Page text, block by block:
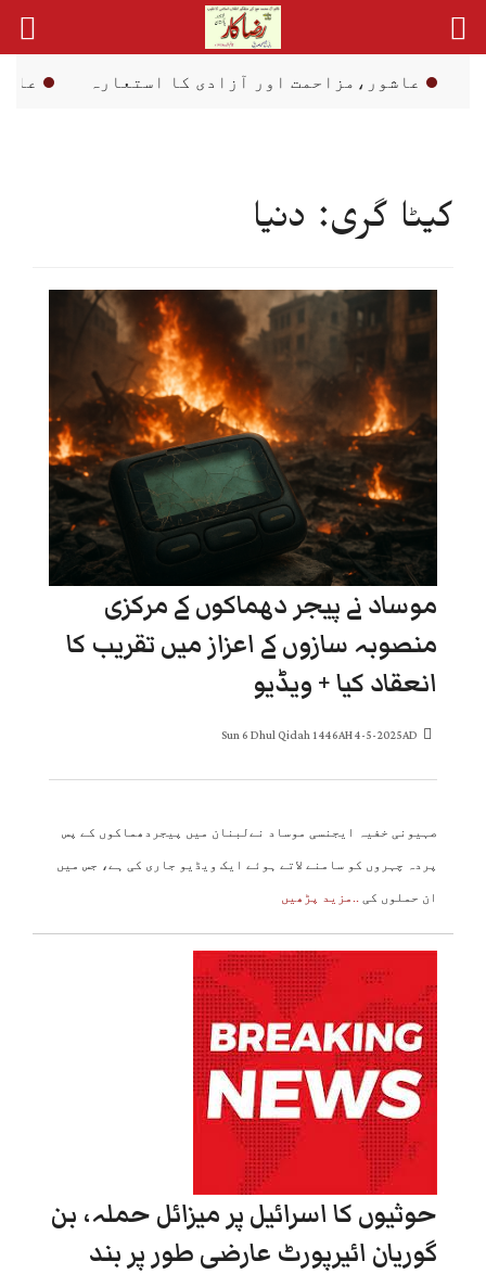
to
اور آزادی کا استعارہ علما، سادگی
کیٹا گری: دنیا
موساد نے پیجر دھماکوں کے مرکزی
منصوبہ سازوں کے اعزاز میں تقریب کا
انعقاد کیا + ویڈیو
Sun 6 Dhul Qidah 1446AH 4-5-2025AD
صہیونی خفیہ ایجنسی موساد نےلبنان میں پیجردھماکوں کے پس
پردہ چہروں کو سامنے لاتے ہوئے ایک ویڈیو جاری کی ہے، جس میں
ان حملوں کی ..مزید پڑھیں
حوثیوں کا اسرائیل پر میزائل حملہ، بن
گوریان ائیرپورٹ عارضی طور پر بند